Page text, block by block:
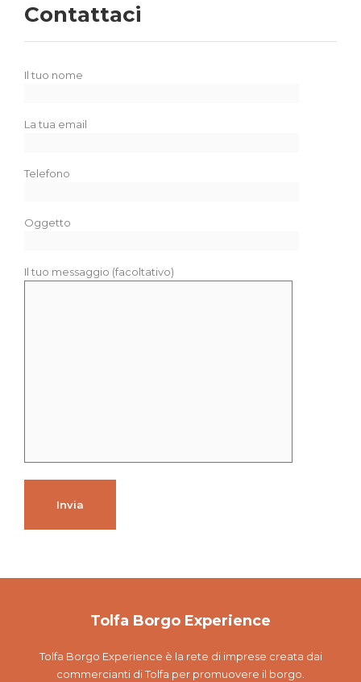
Contattaci
Il tuo nome
La tua email
Telefono
Oggetto
Il tuo messaggio (facoltativo)
Tolfa Borgo Experience
Tolfa Borgo Experience è la rete di imprese creata dai
commercianti di Tolfa per promuovere il borgo.